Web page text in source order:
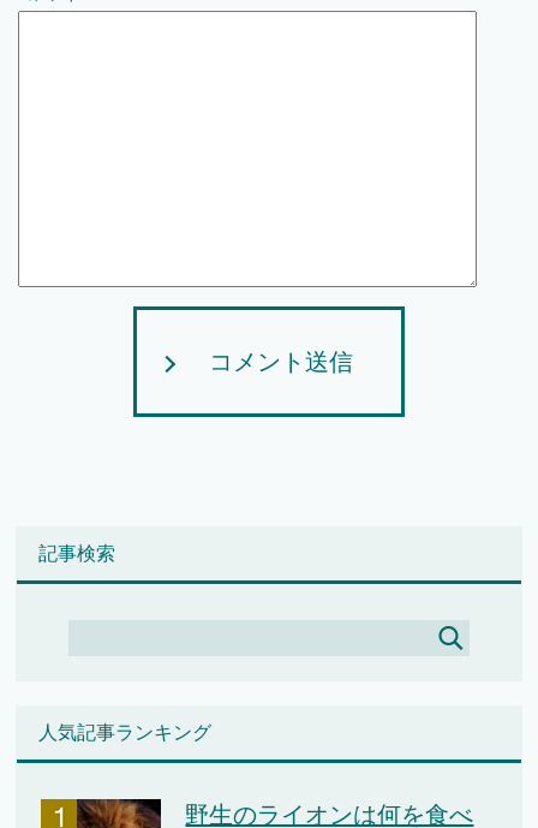
コメント送信
記事検索
人気記事ランキング
野生のライオンは何を食べ